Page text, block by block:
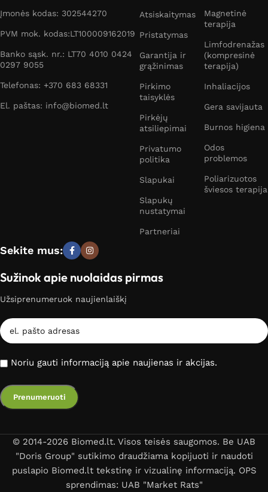
Įmonės kodas: 302544270
PVM mok. kodas:LT100009162019
Banko sąsk. nr.: LT70 4010 0424
0297 9055
Telefonas: +370 683 68331
El. paštas: info@biomed.lt
Atsiskaitymas
Pristatymas
Garantija ir
grąžinimas
Pirkimo
taisyklės
Pirkėjų
atsiliepimai
Privatumo
politika
Slapukai
Slapukų
nustatymai
Partneriai
Magnetinė
terapija
Limfodrenažas
(kompresinė
terapija)
Inhaliacijos
Gera savijauta
Burnos higiena
Odos
problemos
Poliarizuotos
šviesos terapija
Sekite mus:
Sužinok apie nuolaidas pirmas
Užsiprenumeruok naujienlaiškį
Noriu gauti informaciją apie naujienas ir akcijas.
© 2014-2026 Biomed.lt. Visos teisės saugomos. Be UAB
"Doris Group" sutikimo draudžiama kopijuoti ir naudoti
puslapio Biomed.lt tekstinę ir vizualinę informaciją. OPS
sprendimas: UAB "Market Rats"